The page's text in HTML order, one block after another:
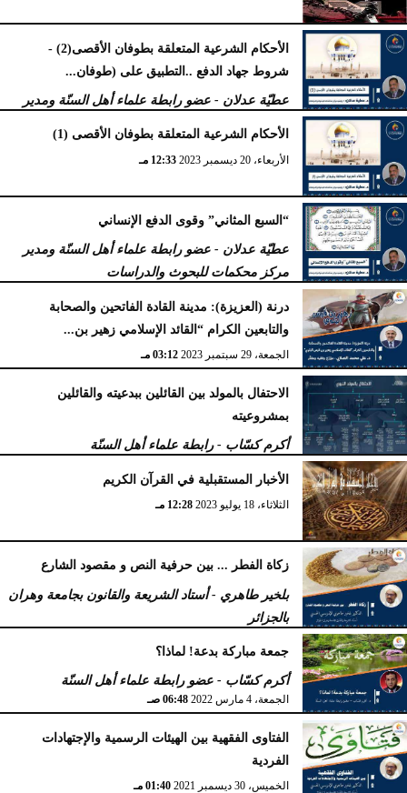
الأحكام الشرعية المتعلقة بطوفان الأقصى(2) -
شروط جهاد الدفع ..التطبيق على (طوفان...
عطيّة عدلان - عضو رابطة علماء أهل السنّة ومدير
مركز محكمات للبحوث والدراسات
الجمعة، 5 يناير 2024
الأحكام الشرعية المتعلقة بطوفان الأقصى (1)
الأربعاء، 20 ديسمبر 2023 12:33 مـ
“السبع المثاني” وقوى الدفع الإنساني
عطيّة عدلان - عضو رابطة علماء أهل السنّة ومدير
مركز محكمات للبحوث والدراسات
الجمعة، 29 سبتمبر 2023
درنة (العزيزة): مدينة القادة الفاتحين والصحابة
والتابعين الكرام “القائد الإسلامي زهير بن...
الجمعة، 29 سبتمبر 2023 03:12 مـ
الاحتفال بالمولد بين القائلين ببدعيته والقائلين
بمشروعيته
أكرم كسّاب - رابطة علماء أهل السنّة
الأربعاء، 27 سبتمبر 2023
الأخبار المستقبلية في القرآن الكريم
الثلاثاء، 18 يوليو 2023 12:28 مـ
زكاة الفطر ... بين حرفية النص و مقصود الشارع
بلخير طاهري - أستاد الشريعة والقانون بجامعة وهران
بالجزائر
السبت، 16 أبريل 2022 12:55 مـ
جمعة مباركة بدعة! لماذا؟
أكرم كسّاب - عضو رابطة علماء أهل السنّة
الجمعة، 4 مارس 2022 06:48 صـ
الفتاوى الفقهية بين الهيئات الرسمية والإجتهادات
الفردية
الخميس، 30 ديسمبر 2021 01:40 مـ